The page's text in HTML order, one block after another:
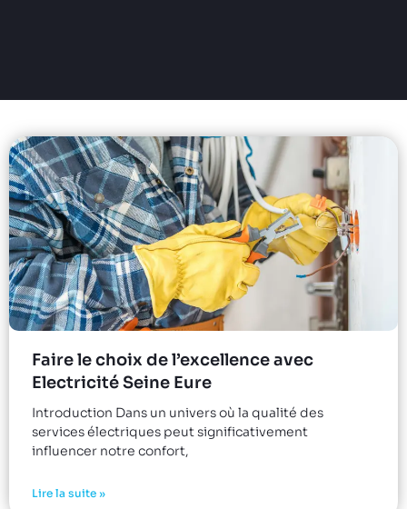
Faire le choix de l’excellence avec
Electricité Seine Eure
Introduction Dans un univers où la qualité des
services électriques peut significativement
influencer notre confort,
Lire la suite »